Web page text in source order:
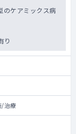
のケアミックス病
り
/治療